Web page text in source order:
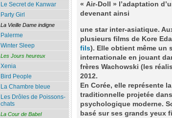
« Air-Doll » l’adaptation
devenant ainsi
une star inter-asiatique.
plusieurs films de Kore
fils). Elle obtient même un
internationale en jouant
frères Wachowski (les
2012.
En Corée, elle représente
traditionnelle projetée
psychologique moderne.
basé sur ses grands yeux
Le Secret de Kanwar
Party Girl
La Vieille Dame indigne
Palerme
Winter Sleep
Les Jours heureux
Xenia
Bird People
La Chambre bleue
Les Drôles de Poissons-
chats
La Cour de Babel